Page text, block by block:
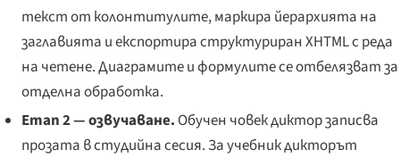
текст от колонтитулите, маркира йерархията на
заглавията и експортира структуриран XHTML с реда
на четене. Диаграмите и формулите се отбелязват за
отделна обработка.
Етап 2 — озвучаване. Обучен човек диктор записва
прозата в студийна сесия. За учебник дикторът